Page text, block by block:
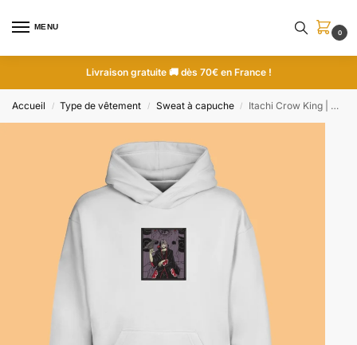
MENU
0
Livraison gratuite 🚚 dès 70€ en France !
Accueil / Type de vêtement / Sweat à capuche / Itachi Crow King | Naruto | Sweat à capuche brodé